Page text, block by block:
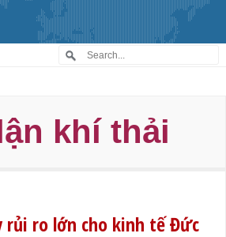
khí thải
rủi ro lớn cho kinh tế Đức